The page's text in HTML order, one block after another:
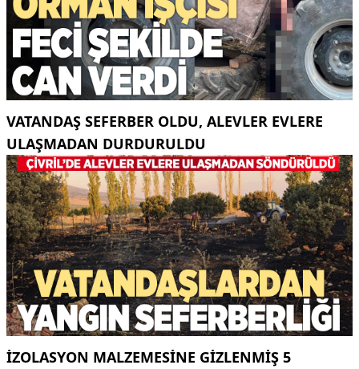
VATANDAŞ SEFERBER OLDU, ALEVLER EVLERE
ULAŞMADAN DURDURULDU
İZOLASYON MALZEMESINE GIZLENMIŞ 5